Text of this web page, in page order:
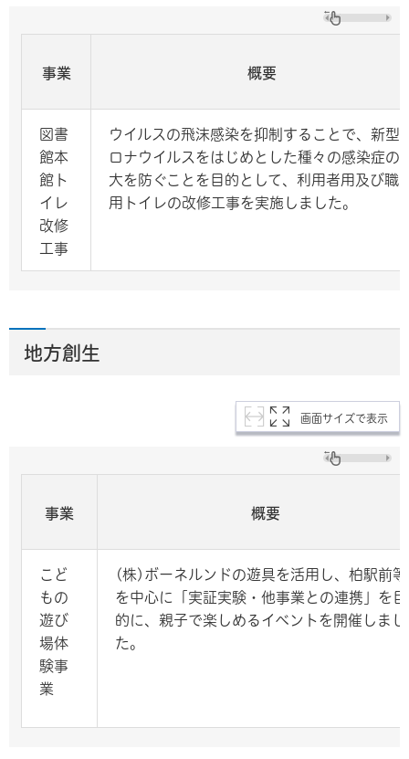
事業 概要
図書
館本
館ト
イレ
改修
工事
ウイルスの飛沫感染を抑制することで、新型
ロナウイルスをはじめとした種々の感染症の
大を防ぐことを目的として、利用者用及び職
用トイレの改修工事を実施しました。
地方創生
画面サイズで表示
事業 概要
こど
もの
遊び
場体
験事
業
(株)ボーネルンドの遊具を活用し、柏駅前等
を中心に「実証実験・他事業との連携」を目
的に、親子で楽しめるイベントを開催しまし
た。